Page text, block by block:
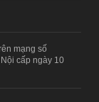
mạng số
cấp ngày 10